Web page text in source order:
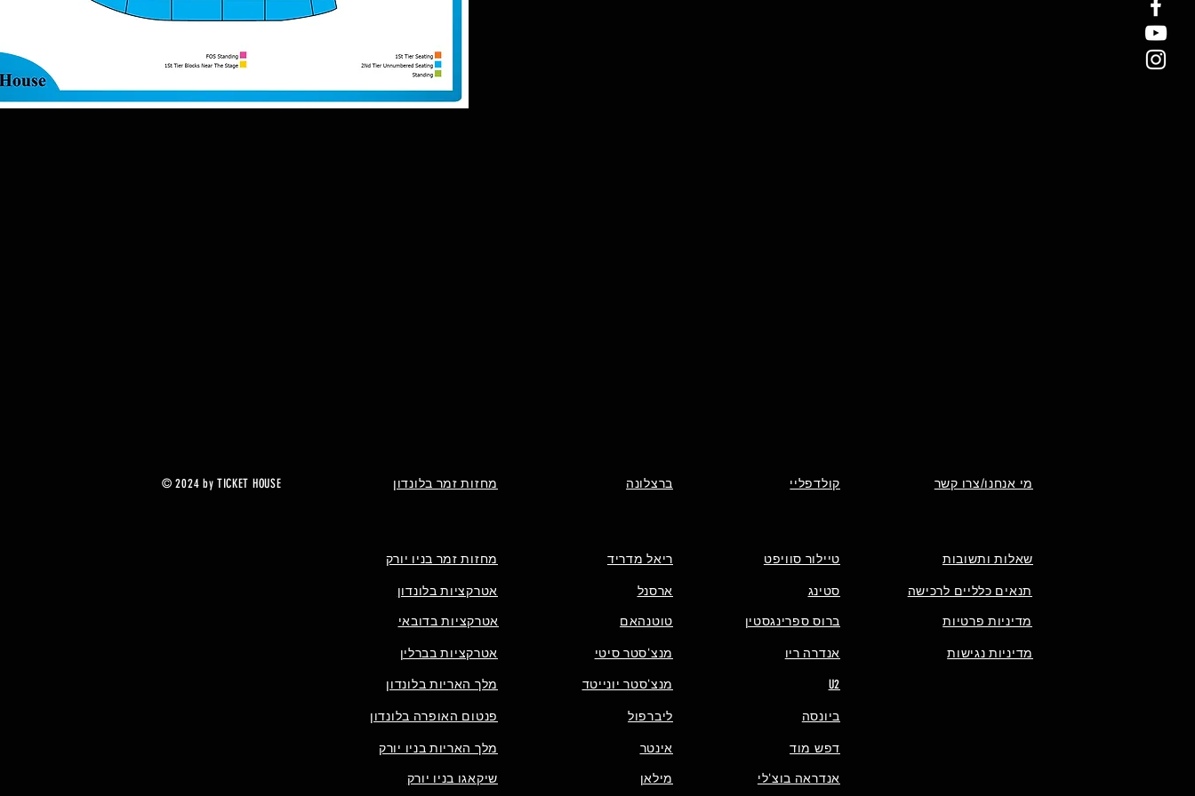
© 2024 by TICKET HOUSE מחזות זמר בלונדון ברצלונה קולדפליי מי אנחנו/צרו קשר
מחזות זמר בניו יורק
אטרקציות בלונדון
אטרקציות בדובאי
אטרקציות בברלין
מלך האריות בלונדון
פנטום האופרה בלונדון
מלך האריות בניו יורק
שיקאגו בניו יורק
ריאל מדריד
ארסנל
טוטנהאם
מנצ'סטר סיטי
מנצ'סטר יונייטד
ליברפול
אינטר
מילאן
טיילור סוויפט
סטינג
ברוס ספרינגסטין
אנדרה ריו
שאלות ותשובות
תנאים כלליים לרכישה
מדיניות פרטיות
מדיניות נגישות
U2
ביונסה
דפש מוד
אנדראה בוצ'לי